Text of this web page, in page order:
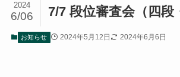
7/7 段位審査会（四段
2024
6/06
お知らせ 2024年5月12日 2024年6月6日